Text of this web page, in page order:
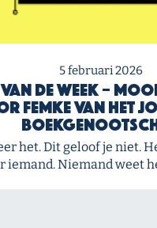
5 februari 2026
van de Week –
Femke van het
het. Dit geloof je niet.
iemand. Niemand weet